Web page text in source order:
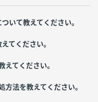
いて教えてください。
てください。
えてください。
法を教えてください。